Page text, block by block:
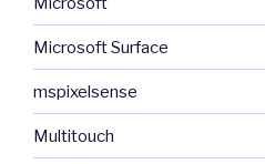
Microsoft Surface
mspixelsense
Multitouch